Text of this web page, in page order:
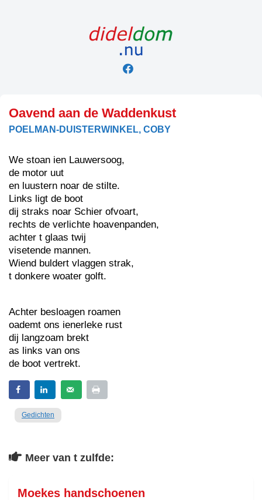
Oavend aan de Waddenkust
POELMAN-DUISTERWINKEL, COBY
We stoan ien Lauwersoog,
de motor uut
en luustern noar de stilte.
Links ligt de boot
dij straks noar Schier ofvoart,
rechts de verlichte hoavenpanden,
achter t glaas twij
visetende mannen.
Wiend buldert vlaggen strak,
t donkere woater golft.
Achter besloagen roamen
oademt ons ienerleke rust
dij langzoam brekt
as links van ons
de boot vertrekt.
Gedichten
Meer van t zulfde:
Moekes handschoenen